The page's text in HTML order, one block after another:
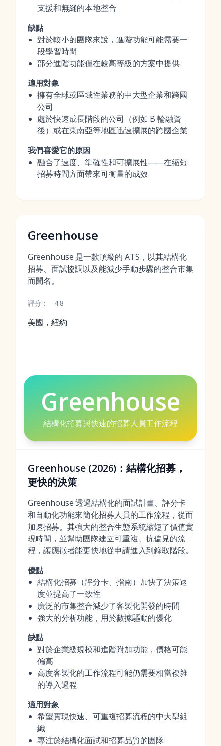
支援和無縫的本地整合
缺點
對於較小的團隊來說，進階功能可能需要一
段學習時間
部分進階功能僅在較高等級的方案中提供
適用對象
擁有全球或區域性業務的中大型企業和跨國
公司
處於快速成長階段的公司（例如 B 輪融資
後）或在東南亞等地區迅速擴展的跨國企業
我們喜愛它的原因
融合了速度、準確性和可擴展性——在縮短
招募時間方面帶來可衡量的成效
Greenhouse
Greenhouse 是一款頂級的 ATS，以其結構化
招募、面試協調以及能減少手動步驟的整合市集
而聞名。
評分： 4.8
美國，紐約
Greenhouse
結構化招募與快速的招募人員工作流程
Greenhouse (2026)：結構化招募，
更快的決策
Greenhouse 透過結構化的面試計畫、評分卡
和自動化功能來簡化招募人員的工作流程，從而
加速招募。其強大的整合生態系統縮短了價值實
現時間，並幫助團隊建立可重複、抗偏見的流
程，讓應徵者能更快地從申請進入到錄取階段。
優點
結構化招募（評分卡、指南）加快了決策速
度並提高了一致性
廣泛的市集整合減少了客製化開發的時間
強大的分析功能，用於數據驅動的優化
缺點
對於企業級規模和進階附加功能，價格可能
偏高
高度客製化的工作流程可能仍需要相當複雜
的導入過程
適用對象
希望實現快速、可重複招募流程的中大型組
織
專注於結構化面試和招募品質的團隊